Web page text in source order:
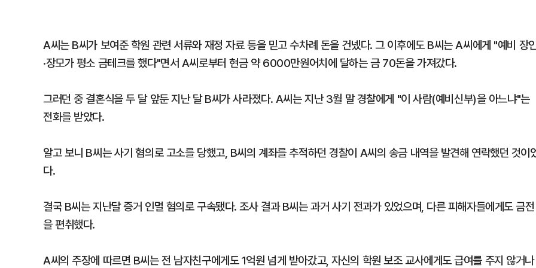
A씨는 B씨가 보여준 학원 관련 서류와 재정 자료 등을 믿고 수차례 돈을 건넸다. 그 이후에도 B씨는 A씨에게 "예비 장
·장모가 평소 금테크를 했다"면서 A씨로부터 현금 약 6000만원어치에 달하는 금 70돈을 가져갔다.
그러던 중 결혼식을 두 달 앞둔 지난 달 B씨가 사라졌다. A씨는 지난 3월 말 경찰에게 "이 사람(예비신부)을 아느냐"는
전화를 받았다.
알고 보니 B씨는 사기 혐의로 고소를 당했고, B씨의 계좌를 추적하던 경찰이 A씨의 송금 내역을 발견해 연락했던 것이
다.
결국 B씨는 지난달 증거 인멸 혐의로 구속됐다. 조사 결과 B씨는 과거 사기 전과가 있었으며, 다른 피해자들에게도 금전
을 편취했다.
A씨의 주장에 따르면 B씨는 전 남자친구에게도 1억원 넘게 받아갔고, 자신의 학원 보조 교사에게도 급여를 주지 않거나